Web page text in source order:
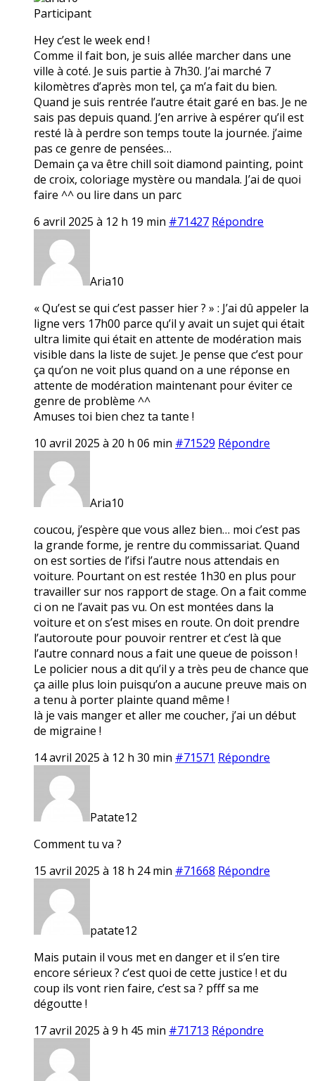
Participant
Hey c’est le week end !
Comme il fait bon, je suis allée marcher dans une
ville à coté. Je suis partie à 7h30. J’ai marché 7
kilomètres d’après mon tel, ça m’a fait du bien.
Quand je suis rentrée l’autre était garé en bas. Je ne
sais pas depuis quand. J’en arrive à espérer qu’il est
resté là à perdre son temps toute la journée. j’aime
pas ce genre de pensées…
Demain ça va être chill soit diamond painting, point
de croix, coloriage mystère ou mandala. J’ai de quoi
faire ^^ ou lire dans un parc
6 avril 2025 à 12 h 19 min #71427 Répondre
Aria10
« Qu’est se qui c’est passer hier ? » : J’ai dû appeler la
ligne vers 17h00 parce qu’il y avait un sujet qui était
ultra limite qui était en attente de modération mais
visible dans la liste de sujet. Je pense que c’est pour
ça qu’on ne voit plus quand on a une réponse en
attente de modération maintenant pour éviter ce
genre de problème ^^
Amuses toi bien chez ta tante !
10 avril 2025 à 20 h 06 min #71529 Répondre
Aria10
coucou, j’espère que vous allez bien… moi c’est pas
la grande forme, je rentre du commissariat. Quand
on est sorties de l’ifsi l’autre nous attendais en
voiture. Pourtant on est restée 1h30 en plus pour
travailler sur nos rapport de stage. On a fait comme
ci on ne l’avait pas vu. On est montées dans la
voiture et on s’est mises en route. On doit prendre
l’autoroute pour pouvoir rentrer et c’est là que
l’autre connard nous a fait une queue de poisson !
Le policier nous a dit qu’il y a très peu de chance que
ça aille plus loin puisqu’on a aucune preuve mais on
a tenu à porter plainte quand même !
là je vais manger et aller me coucher, j’ai un début
de migraine !
14 avril 2025 à 12 h 30 min #71571 Répondre
Patate12
Comment tu va ?
15 avril 2025 à 18 h 24 min #71668 Répondre
patate12
Mais putain il vous met en danger et il s’en tire
encore sérieux ? c’est quoi de cette justice ! et du
coup ils vont rien faire, c’est sa ? pfff sa me
dégoutte !
17 avril 2025 à 9 h 45 min #71713 Répondre